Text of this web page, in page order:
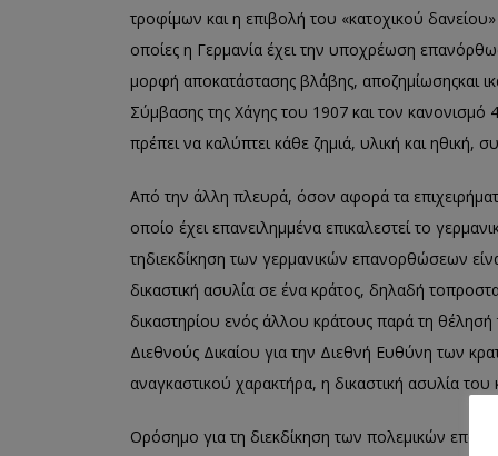
τροφίμων και η επιβολή του «κατοχικού δανείου»
οποίες η Γερμανία έχει την υποχρέωση
μορφή αποκατάστασης βλάβης, αποζημίωσηςκαι
Σύμβασης της Χάγης του 1907 και τον κανονισμό
πρέπει να καλύπτει κάθε ζημιά, υλική και ηθική,
Από την άλλη πλευρά, όσον αφορά τα
οποίο έχει επανειλημμένα επικαλεστεί το
τηδιεκδίκηση των γερμανικών επανορθώσεων
δικαστική ασυλία σε ένα κράτος, δηλαδή το
δικαστηρίου ενός άλλου κράτους παρά τη θέλησή
Διεθνούς Δικαίου για την Διεθνή Ευθύνη των
αναγκαστικού χαρακτήρα, η δικαστική ασυλία του
Ορόσημο για τη διεκδίκηση των πολεμικών